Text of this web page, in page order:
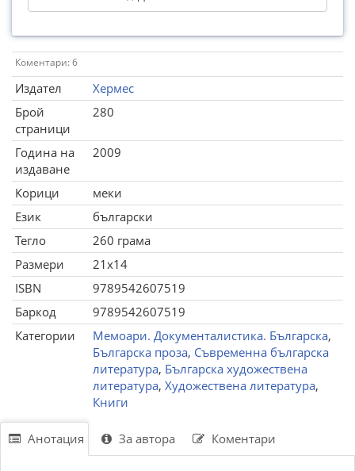
Коментари: 6
Издател
Хермес
Брой
страници
280
Година на
издаване
2009
Корици
меки
Език
български
Тегло
260 грама
Размери
21x14
ISBN
9789542607519
Баркод
9789542607519
Категории
Мемоари. Документалистика. Българска,
Българска проза, Съвременна българска
литература, Българска художествена
литература, Художествена литература,
Книги
Анотация За автора Коментари